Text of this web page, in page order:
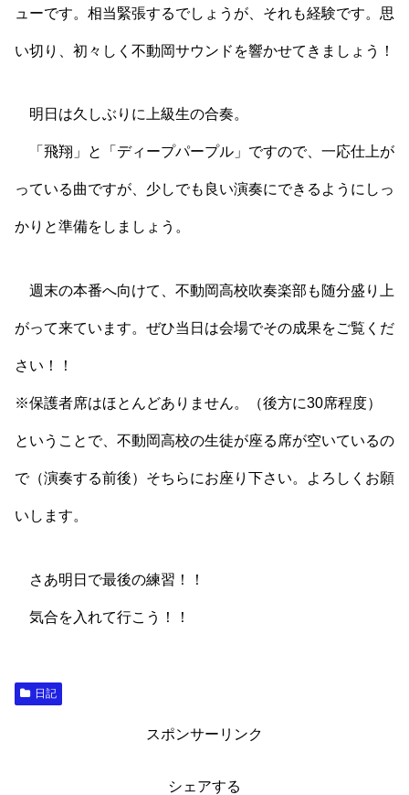
ューです。相当緊張するでしょうが、それも経験です。思
い切り、初々しく不動岡サウンドを響かせてきましょう！
明日は久しぶりに上級生の合奏。
「飛翔」と「ディープパープル」ですので、一応仕上が
っている曲ですが、少しでも良い演奏にできるようにしっ
かりと準備をしましょう。
週末の本番へ向けて、不動岡高校吹奏楽部も随分盛り上
がって来ています。ぜひ当日は会場でその成果をご覧くだ
さい！！
※保護者席はほとんどありません。（後方に30席程度）
ということで、不動岡高校の生徒が座る席が空いているの
で（演奏する前後）そちらにお座り下さい。よろしくお願
いします。
さあ明日で最後の練習！！
気合を入れて行こう！！
日記
スポンサーリンク
シェアする